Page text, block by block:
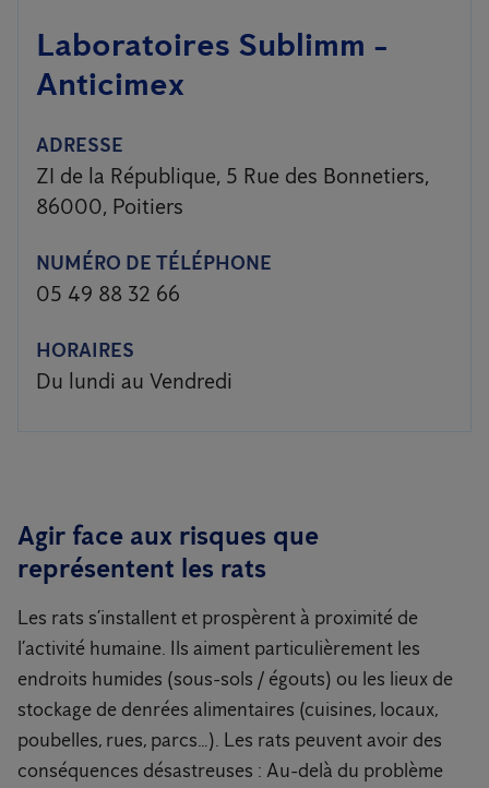
Laboratoires Sublimm -
Anticimex
ADRESSE
ZI de la République, 5 Rue des Bonnetiers,
86000, Poitiers
NUMÉRO DE TÉLÉPHONE
05 49 88 32 66
HORAIRES
Du lundi au Vendredi
Agir face aux risques que
représentent les rats
Les rats s’installent et prospèrent à proximité de
l’activité humaine. Ils aiment particulièrement les
endroits humides (sous-sols / égouts) ou les lieux de
stockage de denrées alimentaires (cuisines, locaux,
poubelles, rues, parcs…). Les rats peuvent avoir des
conséquences désastreuses : Au-delà du problème